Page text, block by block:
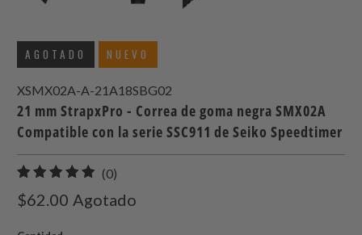
AGOTADO NUEVO
XSMX02A-A-21A18SBG02
21 mm StrapxPro - Correa de goma negra SMX02A
Compatible con la serie SSC911 de Seiko Speedtimer
(0)
total
$62.00 Agotado